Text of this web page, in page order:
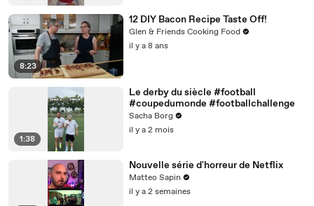
8:23
12 DIY Bacon Recipe Taste Off!
Glen & Friends Cooking Food
il y a 8 ans
1:38
Le derby du siècle #football
#coupedumonde #footballchallenge
Sacha Borg
il y a 2 mois
Nouvelle série d'horreur de Netflix
Matteo Sapin
il y a 2 semaines